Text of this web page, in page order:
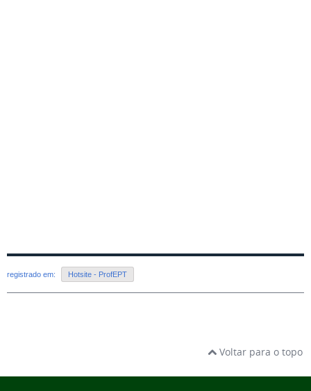
registrado em: Hotsite - ProfEPT
Voltar para o topo